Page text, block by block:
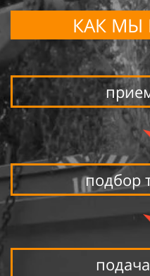
КАК МЫ
подбор